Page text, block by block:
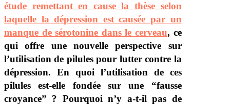
étude remettant en cause la thèse selon
laquelle la dépression est causée par un
manque de sérotonine dans le cerveau, ce
qui offre une nouvelle perspective sur
l’utilisation de pilules pour lutter contre la
dépression. En quoi l’utilisation de ces
pilules est-elle fondée sur une “fausse
croyance” ? Pourquoi n’y a-t-il pas de